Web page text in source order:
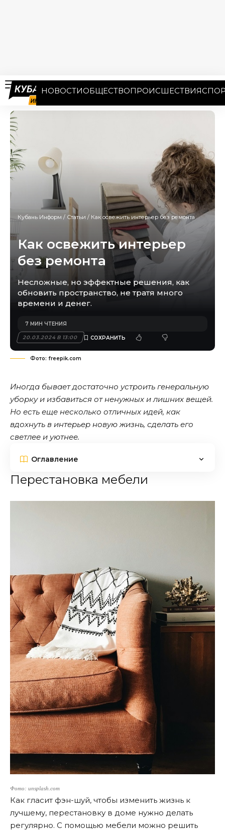
НОВОСТИОБЩЕСТВОПРОИСШЕСТВИЯ
Кубань Информ / Статьи / Как освежить интерьер без ремонта
Как освежить интерьер
без ремонта
Несложные, но эффектные решения, как
обновить пространство, не тратя много
времени и денег.
20.03.2024 В 13:00
7 МИН ЧТЕНИЯ
Фото: freepik.com
Иногда бывает достаточно устроить генеральную
уборку и избавиться от ненужных и лишних вещей.
Но есть еще несколько отличных идей, как
вдохнуть в интерьер новую жизнь, сделать его
светлее и уютнее.
Оглавление
Перестановка мебели
Фото: unsplash.com
Как гласит фэн-шуй, чтобы изменить жизнь к
лучшему, перестановку в доме нужно делать
регулярно. С помощью мебели можно решить